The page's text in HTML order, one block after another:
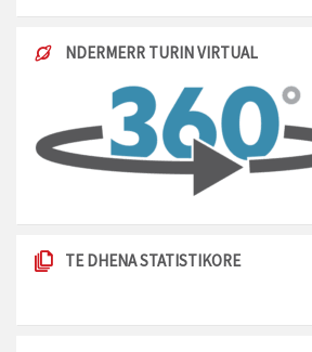
NDERMERR TURIN VIRTUAL
TE DHENA STATISTIKORE